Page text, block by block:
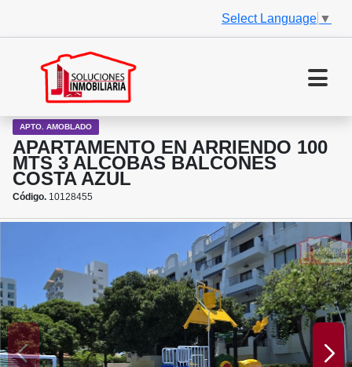
Select Language ▼
APTO. AMOBLADO
APARTAMENTO EN ARRIENDO 100
MTS 3 ALCOBAS BALCONES
COSTA AZUL
Código. 10128455